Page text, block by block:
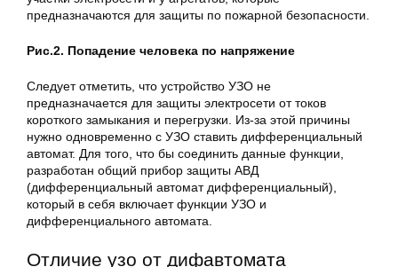
предназначаются для защиты по пожарной безопасности.
Рис.2. Попадение человека по напряжение
Следует отметить, что устройство УЗО не
предназначается для защиты электросети от токов
короткого замыкания и перегрузки. Из-за этой причины
нужно одновременно с УЗО ставить дифференциальный
автомат. Для того, что бы соединить данные функции,
разработан общий прибор защиты АВД
(дифференциальный автомат дифференциальный),
который в себя включает функции УЗО и
дифференциального автомата.
Отличие узо от дифавтомата